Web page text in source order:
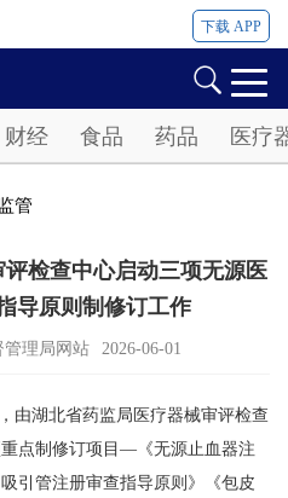
下载 APP
财经 食品 药品 医疗
管
检查中心启动三项无源医
导原则制修订工作
管理局网站 2026-06-01
湖北省药监局医疗器械审评检查
点制修订项目—《无源止血器注
引管注册审查指导原则》《包皮